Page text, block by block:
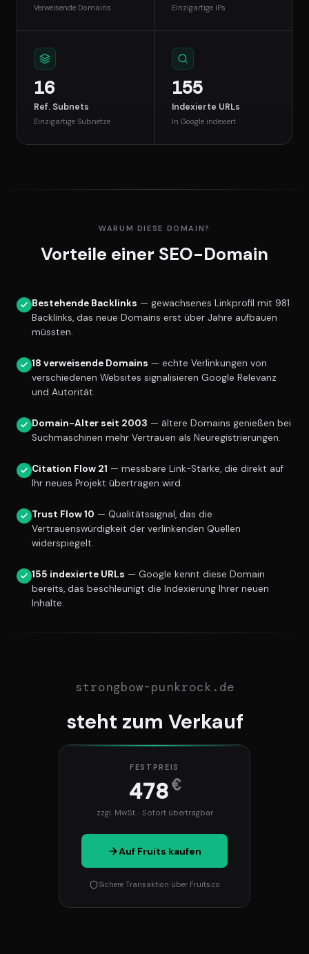
Verweisende Domains Einzigartige IPs
16
Ref. Subnets
Einzigartige Subnetze
155
Indexierte URLs
In Google indexiert
WARUM DIESE DOMAIN?
Vorteile einer SEO-Domain
Bestehende Backlinks — gewachsenes Linkprofil mit 981
Backlinks, das neue Domains erst über Jahre aufbauen
müssten.
18 verweisende Domains — echte Verlinkungen von
verschiedenen Websites signalisieren Google Relevanz
und Autorität.
Domain-Alter seit 2003 — ältere Domains genießen bei
Suchmaschinen mehr Vertrauen als Neuregistrierungen.
Citation Flow 21 — messbare Link-Stärke, die direkt auf
Ihr neues Projekt übertragen wird.
Trust Flow 10 — Qualitätssignal, das die
Vertrauenswürdigkeit der verlinkenden Quellen
widerspiegelt.
155 indexierte URLs — Google kennt diese Domain
bereits, das beschleunigt die Indexierung Ihrer neuen
Inhalte.
strongbow-punkrock.de
steht zum Verkauf
FESTPREIS
478€
zzgl. MwSt. · Sofort übertragbar
Auf Fruits kaufen
Sichere Transaktion über Fruits.co